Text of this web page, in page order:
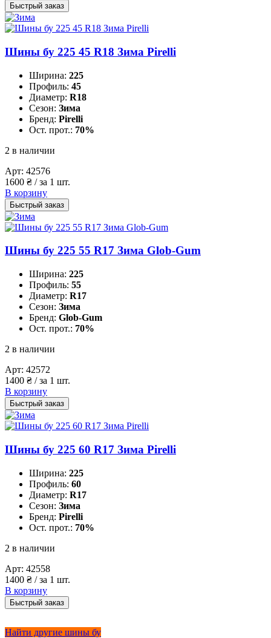
Быстрый заказ
Шины бу 225 45 R18 Зима Pirelli
Ширина: 225
Профиль: 45
Диаметр: R18
Сезон: Зима
Бренд: Pirelli
Ост. прот.: 70%
2 в наличии
Арт: 42576
1600 ₴ / за 1 шт.
В корзину
Быстрый заказ
Шины бу 225 55 R17 Зима Glob-Gum
Ширина: 225
Профиль: 55
Диаметр: R17
Сезон: Зима
Бренд: Glob-Gum
Ост. прот.: 70%
2 в наличии
Арт: 42572
1400 ₴ / за 1 шт.
В корзину
Быстрый заказ
Шины бу 225 60 R17 Зима Pirelli
Ширина: 225
Профиль: 60
Диаметр: R17
Сезон: Зима
Бренд: Pirelli
Ост. прот.: 70%
2 в наличии
Арт: 42558
1400 ₴ / за 1 шт.
В корзину
Быстрый заказ
Найти другие шины бу